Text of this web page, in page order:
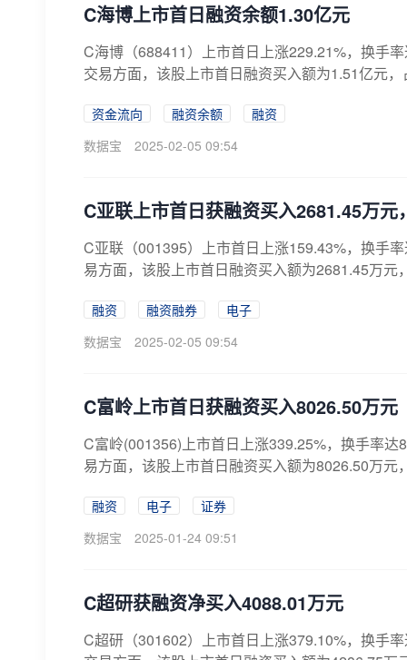
C海博上市首日融资余额1.30亿元
C海博（688411）上市首日上涨229.21%，换手
交易方面，该股上市首日融资买入额为1.51亿元
资金流向 融资余额
融资
数据宝
2025-02-05 09:54
C亚联上市首日获融资买入2681.45万元
C亚联（001395）上市首日上涨159.43%，换手
易方面，该股上市首日融资买入额为2681.45万元
融资 融资融券
电子
数据宝
2025-02-05 09:54
C富岭上市首日获融资买入8026.50万元
C富岭(001356)上市首日上涨339.25%，换手率
易方面，该股上市首日融资买入额为8026.50万元
融资 电子
证券
数据宝
2025-01-24 09:51
C超研获融资净买入4088.01万元
C超研（301602）上市首日上涨379.10%，换手